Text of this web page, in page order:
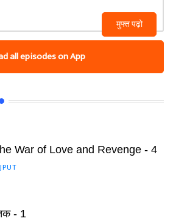
मुफ्त पढ़ो
all episodes on App
War of Love and Revenge - 4
- 1